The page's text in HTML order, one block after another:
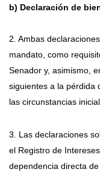
b) Declaración de
2. Ambas
mandato, como
Senador y, asimismo,
siguientes a la pérdida
las circunstancias
3. Las declaraciones
el Registro de
dependencia directa